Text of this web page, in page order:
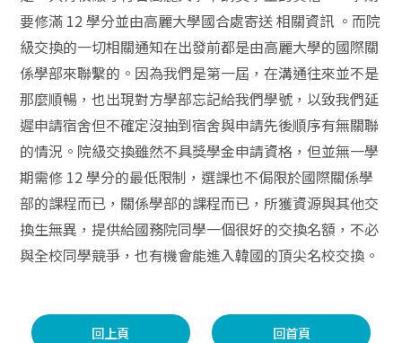
要修滿 12 學分並由高麗大學國合處寄送 相關資訊 。而院
級交換的一切相關通知在出發前都是由高麗大學的國際關
係學部來聯繫的。因為我們是第一屆，在溝通往來並不是
那麼順暢，也出現對方學部忘記給我們學號，以致我們延
遲申請宿舍但不確定沒抽到宿舍與申請先後順序有無關聯
的情況。院級交換雖然不具獎學金申請資格，但並無一學
期需修 12 學分的最低限制，選課也不侷限於國際關係學
部的課程而已，關係學部的課程而已，所獲資源與其他交
換生無異，提供給國務院同學一個很好的交換名額，不必
與全校同學競爭，也有機會能進入韓國的頂尖名校交換。
回上頁 回首頁